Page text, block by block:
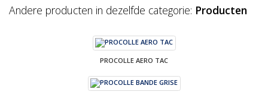
Andere producten in dezelfde categorie: Producten
PROCOLLE AERO TAC